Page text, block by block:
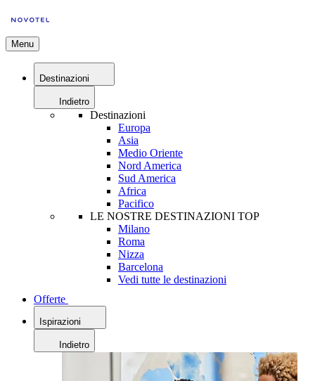
Menu
Destinazioni
Indietro
Destinazioni
Europa
Asia
Medio Oriente
Nord America
Sud America
Africa
Pacifico
LE NOSTRE DESTINAZIONI TOP
Milano
Roma
Nizza
Barcelona
Vedi tutte le destinazioni
Offerte
Ispirazioni
Indietro